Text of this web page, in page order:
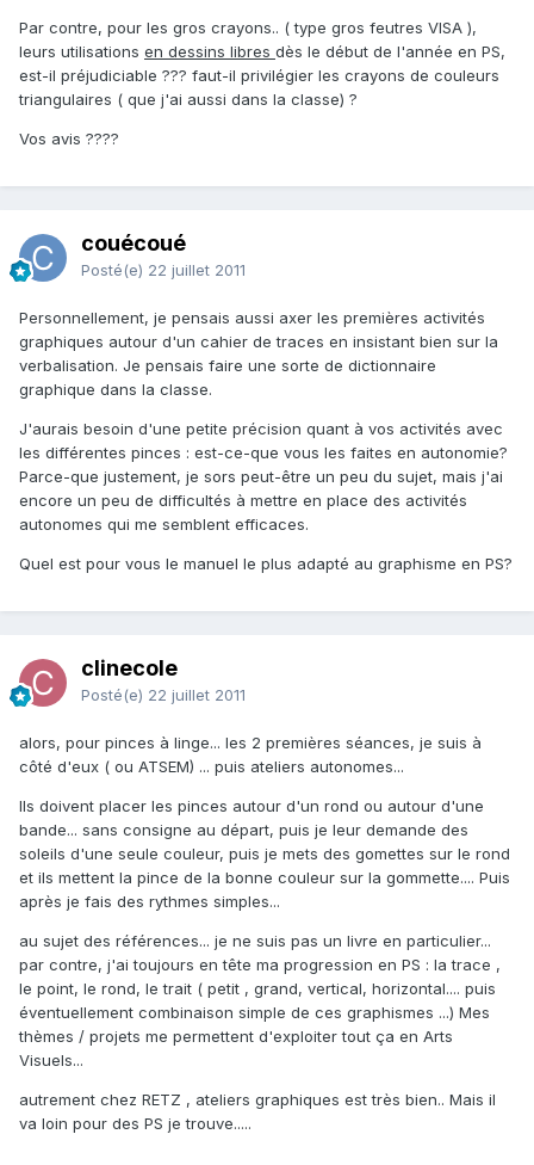
Par contre, pour les gros crayons.. ( type gros feutres VISA ),
leurs utilisations en dessins libres dès le début de l'année en PS,
est-il préjudiciable ??? faut-il privilégier les crayons de couleurs
triangulaires ( que j'ai aussi dans la classe) ?
Vos avis ????
couécoué
Posté(e) 22 juillet 2011
Personnellement, je pensais aussi axer les premières activités
graphiques autour d'un cahier de traces en insistant bien sur la
verbalisation. Je pensais faire une sorte de dictionnaire
graphique dans la classe.
J'aurais besoin d'une petite précision quant à vos activités avec
les différentes pinces : est-ce-que vous les faites en autonomie?
Parce-que justement, je sors peut-être un peu du sujet, mais j'ai
encore un peu de difficultés à mettre en place des activités
autonomes qui me semblent efficaces.
Quel est pour vous le manuel le plus adapté au graphisme en PS?
clinecole
Posté(e) 22 juillet 2011
alors, pour pinces à linge... les 2 premières séances, je suis à
côté d'eux ( ou ATSEM) ... puis ateliers autonomes...
Ils doivent placer les pinces autour d'un rond ou autour d'une
bande... sans consigne au départ, puis je leur demande des
soleils d'une seule couleur, puis je mets des gomettes sur le rond
et ils mettent la pince de la bonne couleur sur la gommette.... Puis
après je fais des rythmes simples...
au sujet des références... je ne suis pas un livre en particulier...
par contre, j'ai toujours en tête ma progression en PS : la trace ,
le point, le rond, le trait ( petit , grand, vertical, horizontal.... puis
éventuellement combinaison simple de ces graphismes ...) Mes
thèmes / projets me permettent d'exploiter tout ça en Arts
Visuels...
autrement chez RETZ , ateliers graphiques est très bien.. Mais il
va loin pour des PS je trouve.....